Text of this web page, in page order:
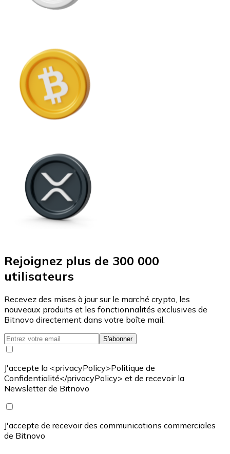
Rejoignez plus de 300 000
utilisateurs
Recevez des mises à jour sur le marché crypto, les
nouveaux produits et les fonctionnalités exclusives de
Bitnovo directement dans votre boîte mail.
S'abonner
J'accepte la <privacyPolicy>Politique de
Confidentialité</privacyPolicy> et de recevoir la
Newsletter de Bitnovo
J'accepte de recevoir des communications commerciales
de Bitnovo